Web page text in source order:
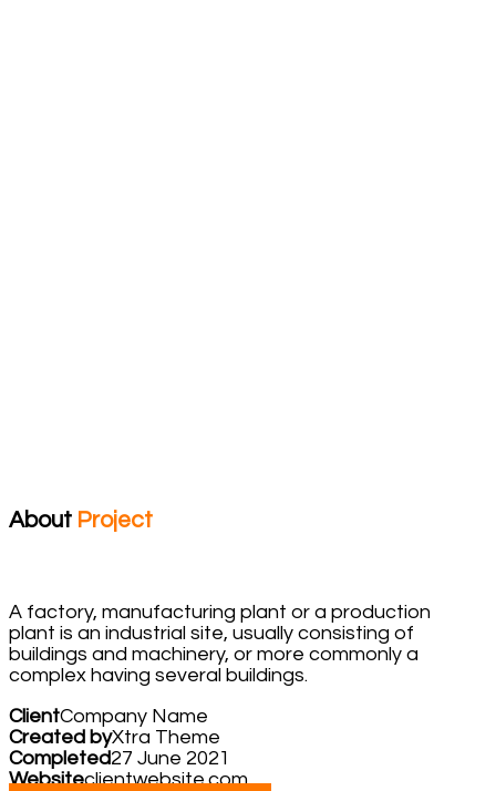
About Project
A factory, manufacturing plant or a production
plant is an industrial site, usually consisting of
buildings and machinery, or more commonly a
complex having several buildings.
ClientCompany Name
Created byXtra Theme
Completed27 June 2021
Websiteclientwebsite.com